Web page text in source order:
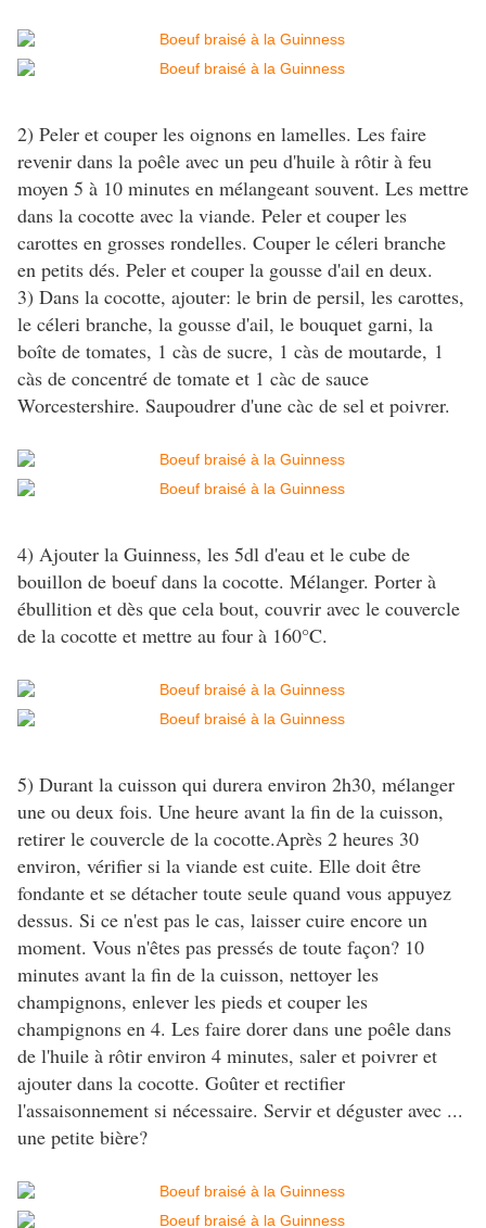
2) Peler et couper les oignons en lamelles. Les faire
revenir dans la poêle avec un peu d'huile à rôtir à feu
moyen 5 à 10 minutes en mélangeant souvent. Les mettre
dans la cocotte avec la viande. Peler et couper les
carottes en grosses rondelles. Couper le céleri branche
en petits dés. Peler et couper la gousse d'ail en deux.
3) Dans la cocotte, ajouter: le brin de persil, les carottes,
le céleri branche, la gousse d'ail, le bouquet garni, la
boîte de tomates, 1 càs de sucre, 1 càs de moutarde, 1
càs de concentré de tomate et 1 càc de sauce
Worcestershire. Saupoudrer d'une càc de sel et poivrer.
4) Ajouter la Guinness, les 5dl d'eau et le cube de
bouillon de boeuf dans la cocotte. Mélanger. Porter à
ébullition et dès que cela bout, couvrir avec le couvercle
de la cocotte et mettre au four à 160°C.
5) Durant la cuisson qui durera environ 2h30, mélanger
une ou deux fois. Une heure avant la fin de la cuisson,
retirer le couvercle de la cocotte.Après 2 heures 30
environ, vérifier si la viande est cuite. Elle doit être
fondante et se détacher toute seule quand vous appuyez
dessus. Si ce n'est pas le cas, laisser cuire encore un
moment. Vous n'êtes pas pressés de toute façon? 10
minutes avant la fin de la cuisson, nettoyer les
champignons, enlever les pieds et couper les
champignons en 4. Les faire dorer dans une poêle dans
de l'huile à rôtir environ 4 minutes, saler et poivrer et
ajouter dans la cocotte. Goûter et rectifier
l'assaisonnement si nécessaire. Servir et déguster avec ...
une petite bière?